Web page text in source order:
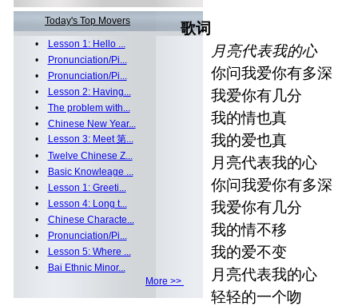
Today's Top Movers
•
Lesson 1: Hello ...
•
Pronunciation/Pi...
•
Pronunciation/Pi...
•
Lesson 2: Having...
• The problem with...
• Chinese New Year...
•
Lesson 3: Meet 第...
• Twelve Chinese Z...
•
Basic Knowleage ...
•
Lesson 1: Greeti...
•
Lesson 4: Long t...
• Chinese Characte...
•
Pronunciation/Pi...
•
Lesson 5: Where ...
•
Bai Ethnic Minor...
More >>
歌词
月亮代表我的心
你问我爱你有多深
我爱你有几分
我的情也真
我的爱也真
月亮代表我的心
你问我爱你有多深
我爱你有几分
我的情不移
我的爱不变
月亮代表我的心
轻轻的一个吻